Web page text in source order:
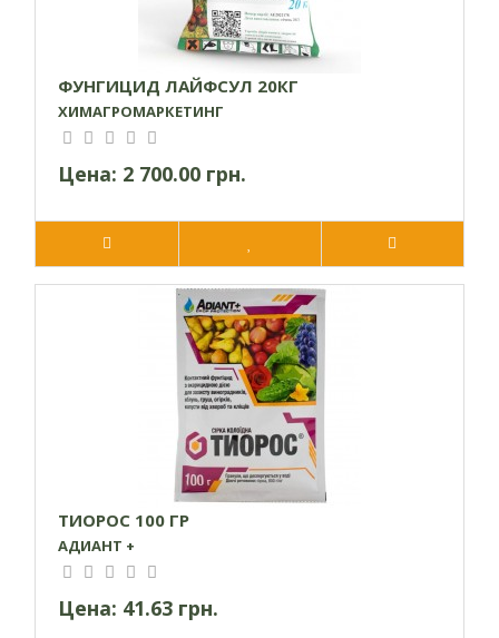
ФУНГИЦИД ЛАЙФСУЛ 20КГ
ХИМАГРОМАРКЕТИНГ
Цена: 2 700.00 грн.
ТИОРОС 100 ГР
АДИАНТ +
Цена: 41.63 грн.